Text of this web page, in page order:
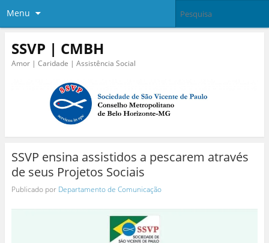
Menu
SSVP | CMBH
Amor | Caridade | Assistência Social
SSVP ensina assistidos a pescarem através
de seus Projetos Sociais
Publicado por Departamento de Comunicação